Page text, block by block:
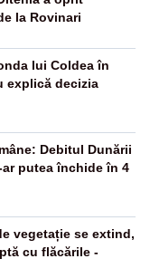
la Rovinari
lui Coldea în
explică decizia
Debitul Dunării
putea închide în 4
vegetație se extind,
cu flăcările -